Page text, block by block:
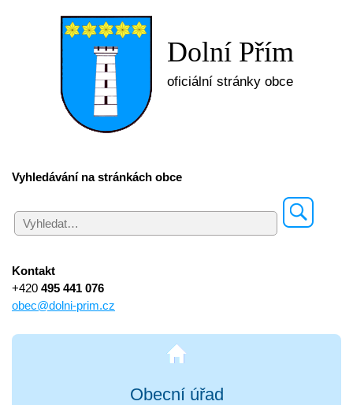
Dolní Přím
oficiální stránky obce
Vyhledávání na stránkách obce
Kontakt
+420 495 441 076
obec@dolni-prim.cz
Obecní úřad